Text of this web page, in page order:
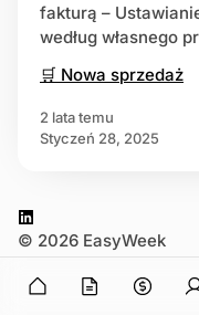
fakturą –
według własnego
🛒 Nowa sprzedaż
2 lata temu
styczeń 28, 2025
L
i
© 2026 EasyWeek